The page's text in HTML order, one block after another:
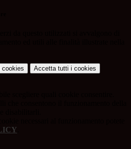
cookies Accetta tutti i cookies